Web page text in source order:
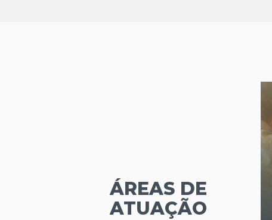
ÁREAS DE
ATUAÇÃO